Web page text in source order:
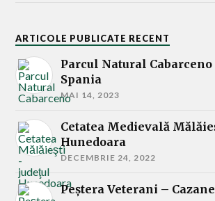
ARTICOLE PUBLICATE RECENT
Parcul Natural
Spania
MAI 14, 2023
Cetatea Medievală
Hunedoara
DECEMBRIE 24, 2022
Peştera Veterani –